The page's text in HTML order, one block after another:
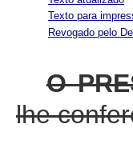
Texto para
Revogado pelo
O
lhe